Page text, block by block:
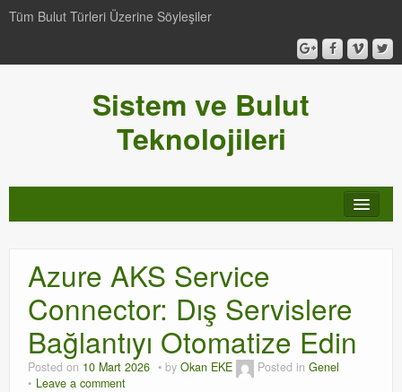
Tüm Bulut Türleri Üzerine Söyleşiler
Sistem ve Bulut
Teknolojileri
Genel
Video-Webcast-Seminer
Windows Server Family
Azure AKS Service
Connector: Dış Servislere
Bağlantıyı Otomatize Edin
Posted on 10 Mart 2026 by Okan EKE Posted in Genel
Leave a comment